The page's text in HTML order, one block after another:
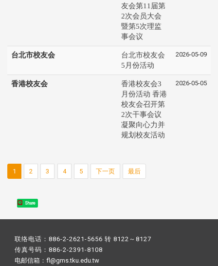
友会第11届第
2次会员大会
暨第5次理监
事会议
台北市校友会
台北市校友会
5月份活动
2026-05-09
香港校友会
香港校友会3
月份活动 香港
校友会召开第
2次干事会议
凝聚向心力并
规划校友活动
2026-05-05
1 2 3 4 5 下一页 最后
Share
联络电话：886-2-2621-5656 转 8122～8127
传真号码：886-2-2391-8108
电邮信箱：fl@gms.tku.edu.tw